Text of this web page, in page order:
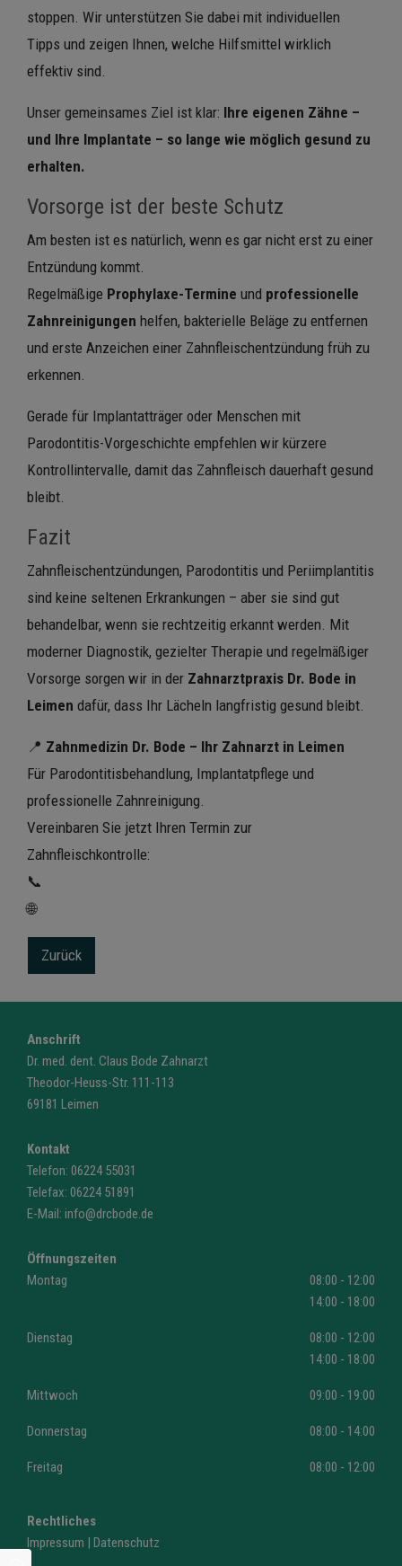
Zurück
stoppen. Wir unterstützen Sie dabei mit individuellen
Tipps und zeigen Ihnen, welche Hilfsmittel wirklich
effektiv sind.
Unser gemeinsames Ziel ist klar: Ihre eigenen Zähne –
und Ihre Implantate – so lange wie möglich gesund zu
erhalten.
Vorsorge ist der beste Schutz
Am besten ist es natürlich, wenn es gar nicht erst zu einer
Entzündung kommt.
Regelmäßige Prophylaxe-Termine und professionelle
Zahnreinigungen helfen, bakterielle Beläge zu entfernen
und erste Anzeichen einer Zahnfleischentzündung früh zu
erkennen.
Gerade für Implantatträger oder Menschen mit
Parodontitis-Vorgeschichte empfehlen wir kürzere
Kontrollintervalle, damit das Zahnfleisch dauerhaft gesund
bleibt.
Fazit
Zahnfleischentzündungen, Parodontitis und Periimplantitis
sind keine seltenen Erkrankungen – aber sie sind gut
behandelbar, wenn sie rechtzeitig erkannt werden. Mit
moderner Diagnostik, gezielter Therapie und regelmäßiger
Vorsorge sorgen wir in der Zahnarztpraxis Dr. Bode in
Leimen dafür, dass Ihr Lächeln langfristig gesund bleibt.
📍 Zahnmedizin Dr. Bode – Ihr Zahnarzt in Leimen
Für Parodontitisbehandlung, Implantatpflege und
professionelle Zahnreinigung.
Vereinbaren Sie jetzt Ihren Termin zur
Zahnfleischkontrolle:
📞
🌐
Anschrift
Dr. med. dent. Claus Bode Zahnarzt
Theodor-Heuss-Str. 111-113
69181 Leimen
Kontakt
Telefon: 06224 55031
Telefax: 06224 51891
E-Mail: info@drcbode.de
Öffnungszeiten
Montag
08:00 - 12:00
14:00 - 18:00
Dienstag
08:00 - 12:00
14:00 - 18:00
Mittwoch 09:00 - 19:00
Donnerstag 08:00 - 14:00
Freitag 08:00 - 12:00
Rechtliches
Impressum | Datenschutz